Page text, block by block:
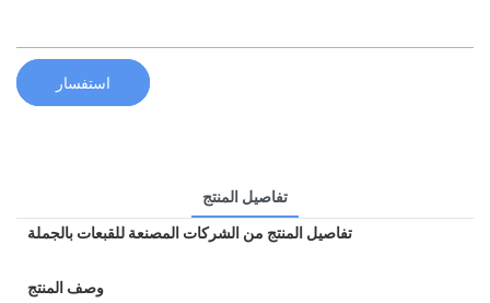
استفسار
تفاصيل المنتج
تفاصيل المنتج من الشركات المصنعة للقبعات بالجملة
وصف المنتج